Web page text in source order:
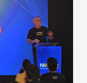
H1N1. Trata-se
um poder de
apontou o
chance de
risco à